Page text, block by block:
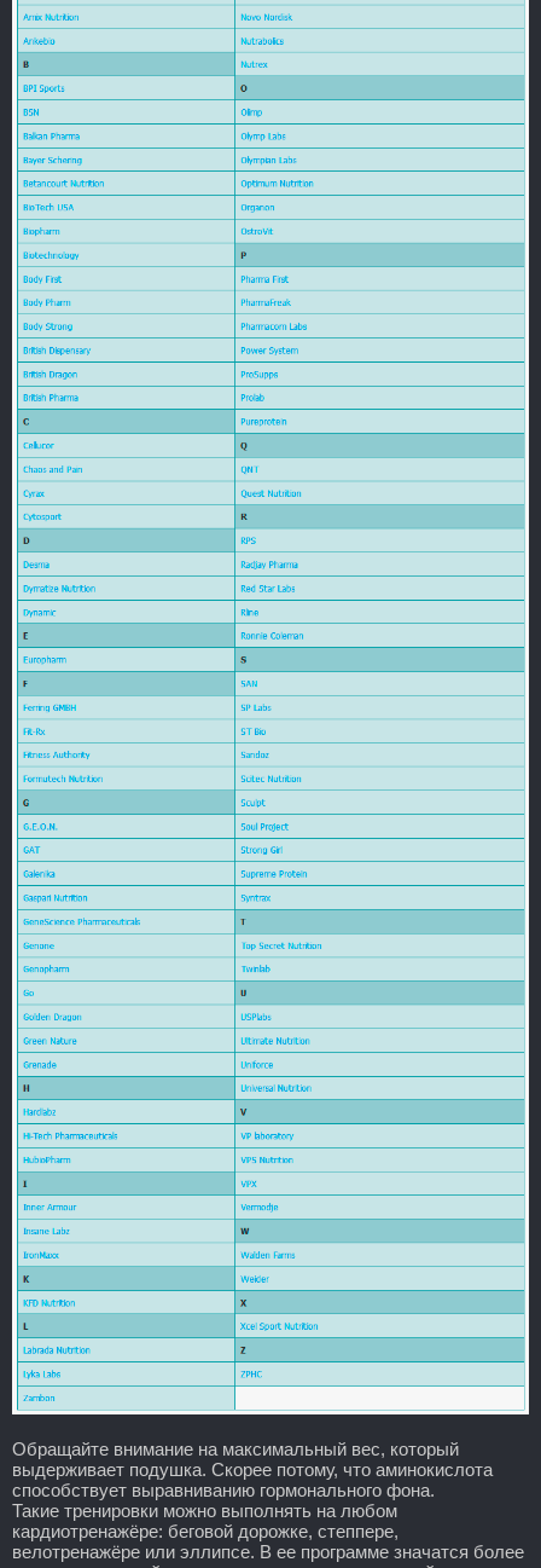
Обращайте внимание на максимальный вес, который
выдерживает подушка. Скорее потому, что аминокислота
способствует выравниванию гормонального фона.
Такие тренировки можно выполнять на любом
кардиотренажёре: беговой дорожке, степпере,
велотренажёре или эллипсе. В ее программе значатся более